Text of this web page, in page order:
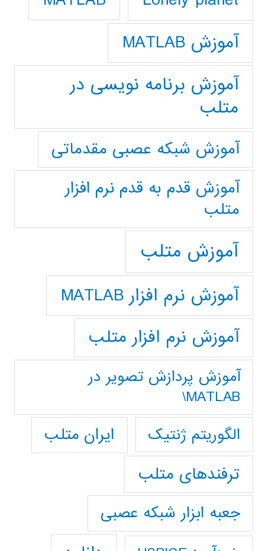
آموزش MATLAB
آموزش برنامه نویسی در
متلب
آموزش شبکه عصبی مقدماتی
آموزش قدم به قدم نرم افزار
متلب
آموزش متلب
آموزش نرم افزار MATLAB
آموزش نرم افزار متلب
آموزش پردازش تصوير در
MATLAB\
الگوریتم ژنتیک
ایران متلب
ترفندهای متلب
جعبه ابزار شبکه عصبی